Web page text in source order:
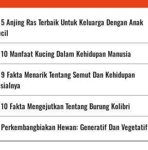
5 Anjing Ras Terbaik Untuk Keluarga Dengan Anak
10 Manfaat Kucing Dalam Kehidupan Manusia
9 Fakta Menarik Tentang Semut Dan Kehidupan
10 Fakta Mengejutkan Tentang Burung Kolibri
Perkembangbiakan Hewan: Generatif Dan Vegetatif